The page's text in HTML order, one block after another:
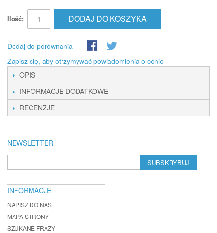
Ilość: DODAJ DO KOSZYKA
Dodaj do porównania
Zapisz się, aby otrzymywać powiadomienia o cenie
OPIS
INFORMACJE DODATKOWE
RECENZJE
NEWSLETTER
SUBSKRYBUJ
INFORMACJE
NAPISZ DO NAS
MAPA STRONY
SZUKANE FRAZY